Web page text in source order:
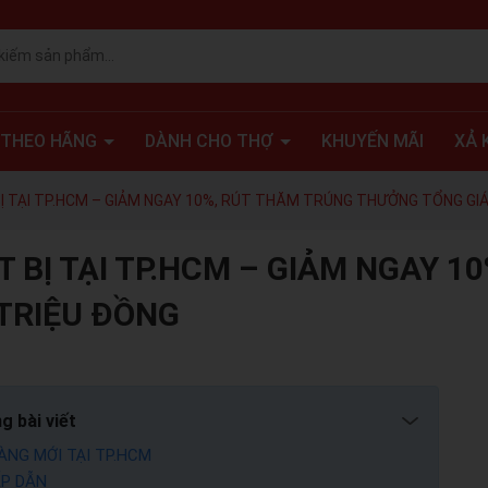
HÃNG DÀNH CHO THỢ KHUYẾN MÃI XẢ
TẠI TP.HCM – GIẢM NGAY 10%, RÚT THĂM TRÚNG THƯỞNG TỔNG
BỊ TẠI TP.HCM – GIẢM NGAY
ĐỒNG
bài viết
MỚI TẠI TP.HCM
DẪN